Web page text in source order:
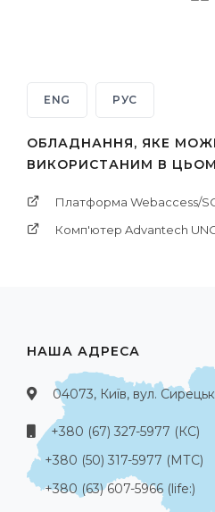
ENG РУС
ОБЛАДНАННЯ, ЯКЕ
ВИКОРИСТАНИМ В
Платформа Webaccess/
Комп'ютер Advantech
НАША АДРЕСА
04073, Київ, вул.
+380 (67) 327-5977 (КС)
+380 (50) 317-5977 (МТС)
+380 (63) 607-5966 (life:)